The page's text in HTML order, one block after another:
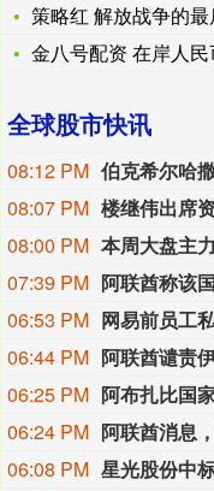
策略红 解放战争的最后
金八号配资 在岸人民
全球股市快讯
08:12 PM
08:07 PM 楼继伟出席
08:00 PM
07:39 PM 阿联酋称该
06:53 PM
06:44 PM
06:25 PM
06:24 PM
06:08 PM 星光股份中